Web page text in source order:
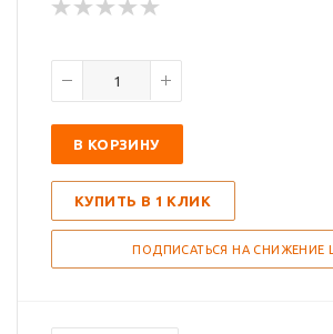
В КОРЗИНУ
КУПИТЬ В 1 КЛИК
ПОДПИСАТЬСЯ НА СНИЖЕНИЕ